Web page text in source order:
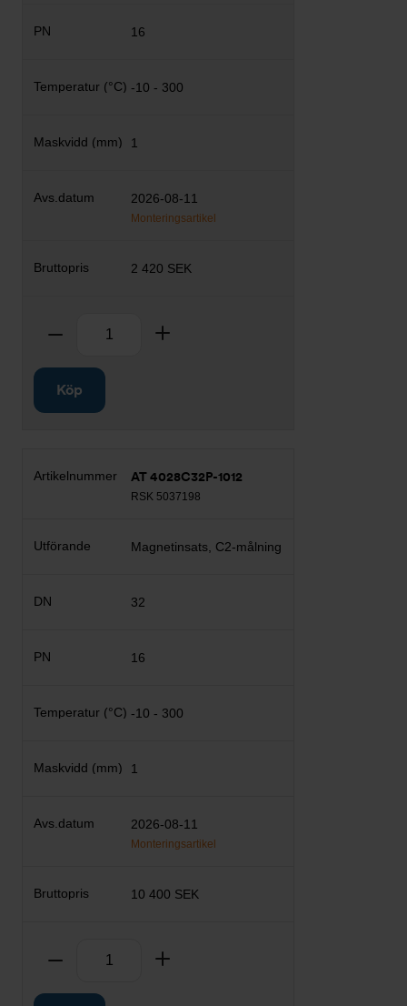
16
-10 - 300
1
2026-08-11
Monteringsartikel
2 420 SEK
Ta bort
Köp
AT 4028C32P-1012
RSK 5037198
Magnetinsats, C2-målning
32
16
-10 - 300
1
2026-08-11
Monteringsartikel
10 400 SEK
Ta bort